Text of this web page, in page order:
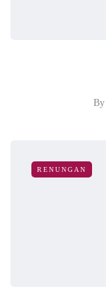
By
RENUNGAN